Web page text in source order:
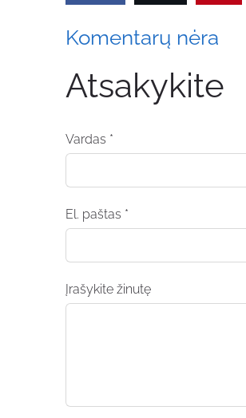
Komentarų nėra
Atsakykite
Vardas *
El. paštas *
Įrašykite žinutę